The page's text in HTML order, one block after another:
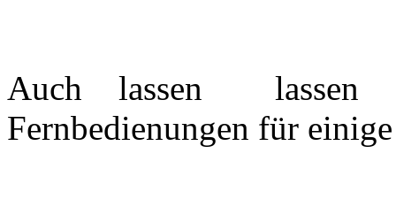
Auch lassen
Fernbedienungen für